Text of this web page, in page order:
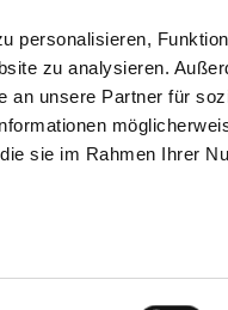
personalisieren,
zu analysieren.
an unsere Partner für
sie im Rahmen Ihrer